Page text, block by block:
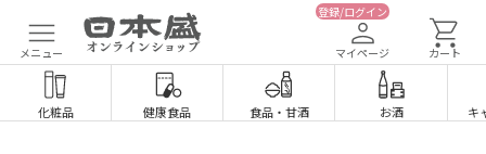
メニュー
登録/ログイン
マイページ カート
化粧品 健康食品 食品・ 甘酒 お酒 キ